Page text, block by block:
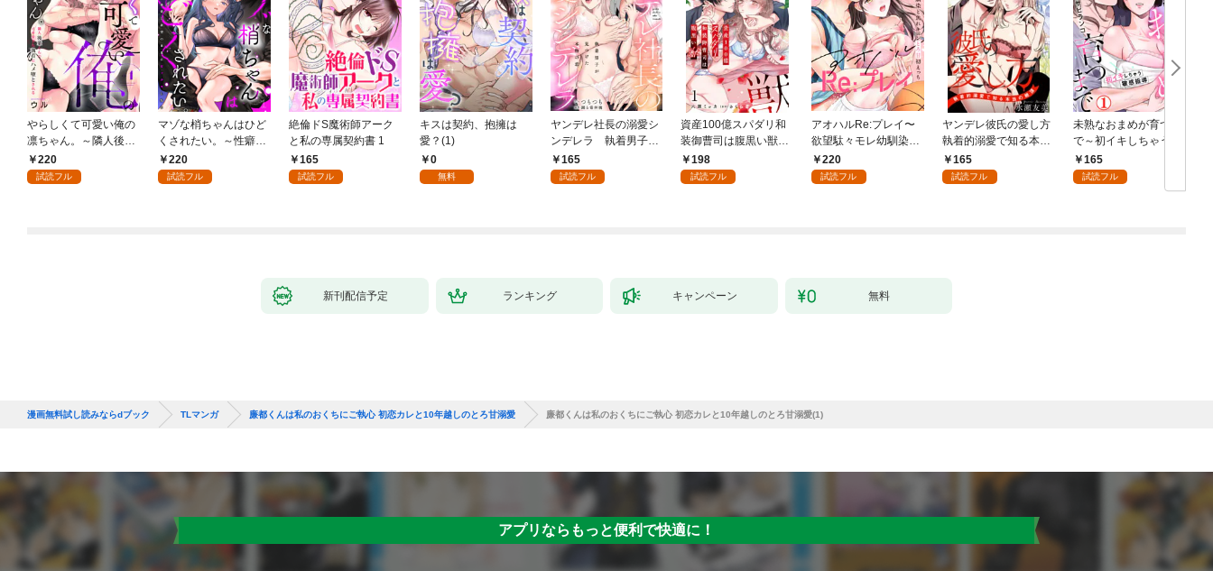
やらしくて可愛い俺の
凛ちゃん。～隣人後輩
くんのイキすぎた執着
にハメ堕とされる～(1)
220
試読フル
マゾな梢ちゃんはひど
くされたい。～性癖マ
ッチした後輩と欲望の
ままにセックスしたら
220
試読フル
絶倫ドS魔術師アーク
と私の専属契約書 1
165
試読フル
キスは契約、抱擁は
愛？(1)
0
無料
ヤンデレ社長の溺愛シ
ンデレラ 執着男子が
見つけた本物の恋 1
165
試読フル
資産100億スパダリ和
装御曹司は腹黒い獣～
イジワルな指遣いから
感じる圧倒的快感～ 1
198
試読フル
アオハルRe:プレイ〜
欲望駄々モレ幼馴染と
焦れキュンとろ甘初え
っち〜（１）
220
試読フル
ヤンデレ彼氏の愛し方
執着的溺愛で知る本当
の絶頂 1
165
試読フル
未熟なおまめが育つま
で～初イキしちゃう敏
感指導～1
165
試読フル
新刊配信予定 ランキング キャンペーン 無料
漫画無料試し読みならdブック TLマンガ 廉都くんは私のおくちにご執心 初恋カレと10年越しのとろ甘溺愛 廉都くんは私のおくちにご執心 初恋カレと10年越しのとろ甘溺愛(1)
アプリならもっと便利で快適に！